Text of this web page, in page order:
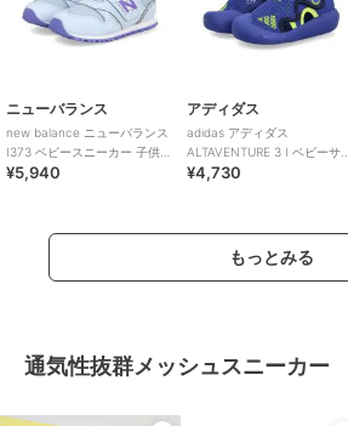
ニューバランス
new balance ニューバランス
I373 ベビースニーカー 子供靴
ワンベルト
¥5,940
アディダス
adidas アディダス
ALTAVENTURE 3 I ベビーサン
ダル キッズサマーシューズ
¥4,730
もっとみる
通気性抜群メッシュスニーカー